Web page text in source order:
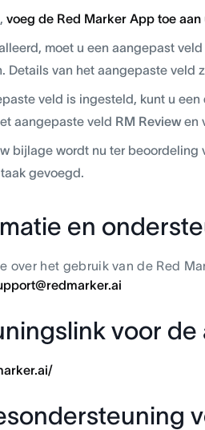
voeg de Red Marker App toe aan
moet u een aangepast
Details van het aangepaste veld
veld is ingesteld, kunt u
aangepaste veld RM Review en
bijlage wordt nu ter
gevoegd.
en
over het gebruik van de Red
voor de